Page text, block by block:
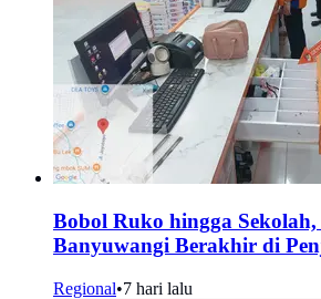
Bobol Ruko hingga
Banyuwangi Berakhir di
Regional•7 hari lalu